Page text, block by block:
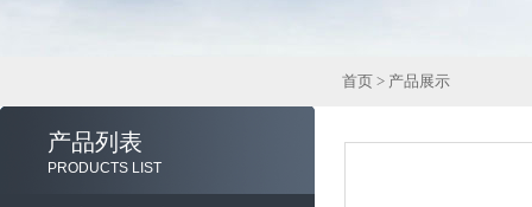
产品列表
PRODUCTS LIST
首页 > 产品展示